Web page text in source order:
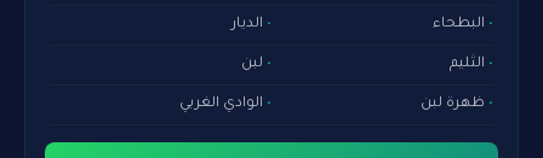
البطحاء الديار
الثليم لبن
ظهرة لبن الوادي الغربي